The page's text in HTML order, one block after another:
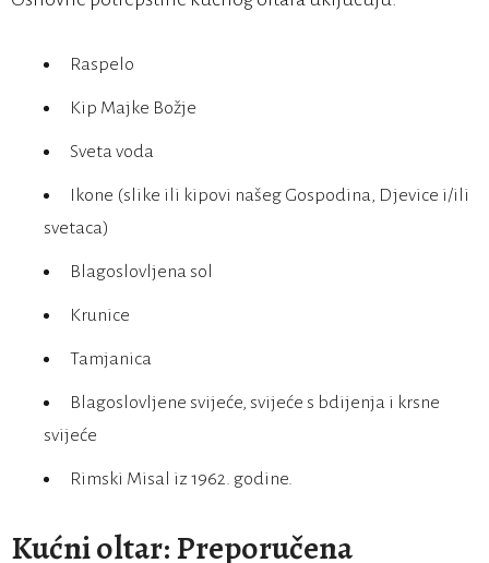
Raspelo
Kip Majke Božje
Sveta voda
Ikone (slike ili kipovi našeg Gospodina, Djevice i/ili
svetaca)
Blagoslovljena sol
Krunice
Tamjanica
Blagoslovljene svijeće, svijeće s bdijenja i krsne
svijeće
Rimski Misal iz 1962. godine.
Kućni oltar: Preporučena